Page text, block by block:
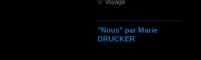
Voyage
"Nous" par Marie
DRUCKER